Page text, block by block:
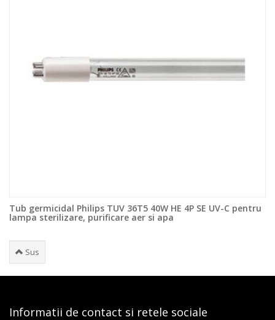
Tub germicidal Philips TUV 36T5 40W HE 4P SE UV-C pentru
lampa sterilizare, purificare aer si apa
Sus
Informatii de contact si retele sociale